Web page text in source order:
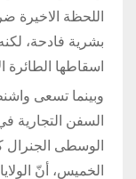
اللحظة الاخيرة
بشرية فادحة،
اسقاطها الطائرة
وبينما تسعى
السفن التجارية
الوسطى الجنرال
الخميس، أنّ